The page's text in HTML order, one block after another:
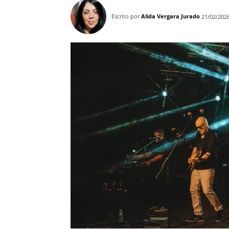
Escrito por Alida Vergara Jurado 21/02/